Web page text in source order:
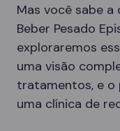
Mas você sabe
Beber Pesado
exploraremos
uma visão
tratamentos, e o
uma clínica de